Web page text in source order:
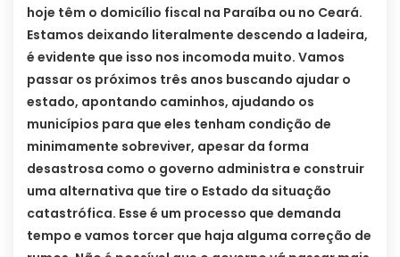
hoje têm o domicílio fiscal na Paraíba ou no Ceará.
Estamos deixando literalmente descendo a ladeira,
é evidente que isso nos incomoda muito. Vamos
passar os próximos três anos buscando ajudar o
estado, apontando caminhos, ajudando os
municípios para que eles tenham condição de
minimamente sobreviver, apesar da forma
desastrosa como o governo administra e construir
uma alternativa que tire o Estado da situação
catastrófica. Esse é um processo que demanda
tempo e vamos torcer que haja alguma correção de